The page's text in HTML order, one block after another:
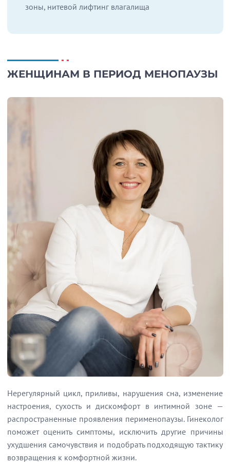
зоны, нитевой лифтинг влагалища
ЖЕНЩИНАМ В ПЕРИОД МЕНОПАУЗЫ
Нерегулярный цикл, приливы, нарушения сна, изменение
настроения, сухость и дискомфорт в интимной зоне —
распространенные проявления перименопаузы. Гинеколог
поможет оценить симптомы, исключить другие причины
ухудшения самочувствия и подобрать подходящую тактику
возвращения к комфортной жизни.